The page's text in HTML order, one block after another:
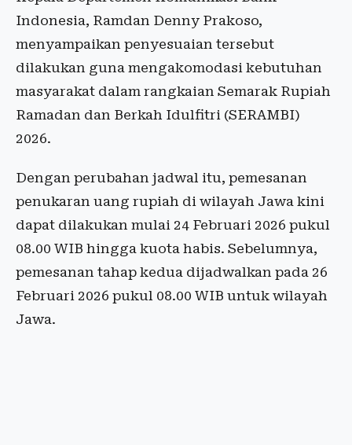
Indonesia, Ramdan Denny Prakoso,
menyampaikan penyesuaian tersebut
dilakukan guna mengakomodasi kebutuhan
masyarakat dalam rangkaian Semarak Rupiah
Ramadan dan Berkah Idulfitri (SERAMBI)
2026.
Dengan perubahan jadwal itu, pemesanan
penukaran uang rupiah di wilayah Jawa kini
dapat dilakukan mulai 24 Februari 2026 pukul
08.00 WIB hingga kuota habis. Sebelumnya,
pemesanan tahap kedua dijadwalkan pada 26
Februari 2026 pukul 08.00 WIB untuk wilayah
Jawa.